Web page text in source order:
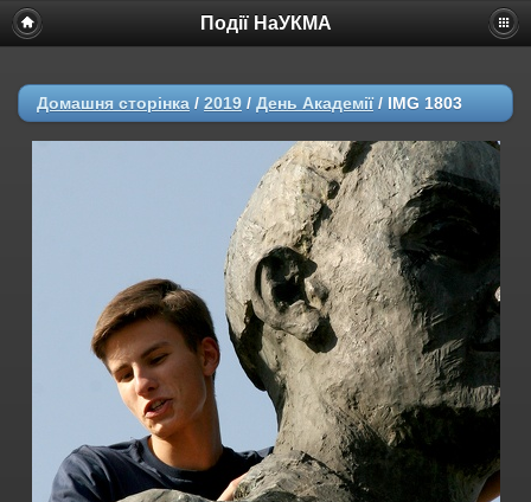
Події НаУКМА
Домашня сторінка / 2019 / День Академії/ IMG 1803